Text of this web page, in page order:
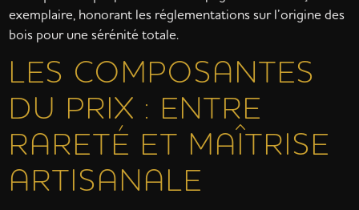
exemplaire, honorant les réglementations sur l’origine des
bois pour une sérénité totale.
LES COMPOSANTES
DU PRIX : ENTRE
RARETÉ ET MAÎTRISE
ARTISANALE